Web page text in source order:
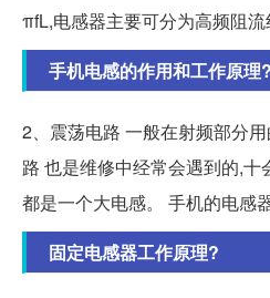
πfL,电感器主要可分为高频阻流
手机电感的作用和工作原理?
2、震荡电路 一般在射频部分
路 也是维修中经常会遇到的,
都是一个大电感。 手机的电感
固定电感器工作原理?